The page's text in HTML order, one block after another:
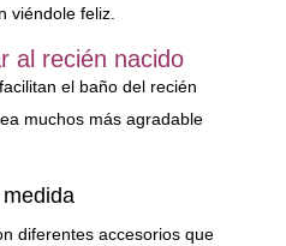
viéndole feliz.
al recién nacido
el baño del recién
muchos más agradable
diferentes accesorios que